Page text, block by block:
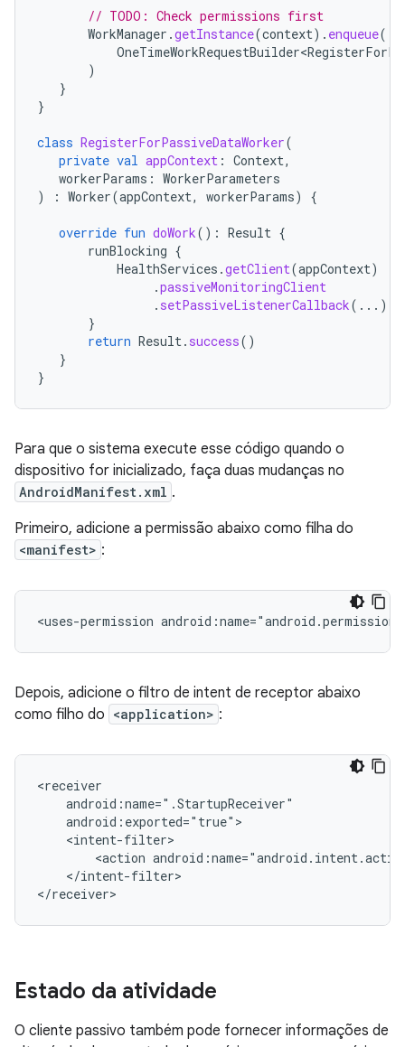
// TODO: Check permissions first
WorkManager .getInstance(context). enqueue(
)
}
}
class RegisterForPassiveDataWorker(
private val appContext : Context,
workerParams : WorkerParameters
)
: Worker(appContext, workerParams) {
override fun doWork(): Result {
runBlocking {
HealthServices .getClient(appContext)
.passiveMonitoringClient
. setPassiveListenerCallback(...)
}
return Result. success()
}
}
Para que o sistema execute esse código quando o
dispositivo for inicializado, faça duas mudanças no
AndroidManifest.xml .
Primeiro, adicione a permissão abaixo como filha do
<manifest> :
<uses-permission
Depois, adicione o filtro de intent de receptor abaixo
como filho do <application> :
<action
</intent-filter>
Estado da atividade
O cliente passivo também pode fornecer informações de